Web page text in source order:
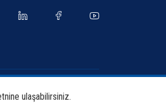
Kılavuzlar
ulaşabilirsiniz.